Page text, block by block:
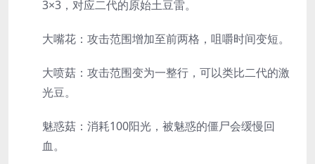
3×3，对应二代的原始土豆雷。
大嘴花：攻击范围增加至前两格，咀嚼时间变短。
大喷菇：攻击范围变为一整行，可以类比二代的激
光豆。
魅惑菇：消耗100阳光，被魅惑的僵尸会缓慢回
血。